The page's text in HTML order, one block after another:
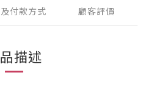
付款方式 顧客評價
描述